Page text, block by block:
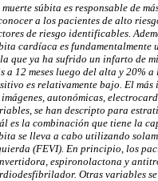
muerte súbita es responsable de
a los pacientes de alto
de riesgo identificables.
cardíaca es
la que ya ha sufrido un infarto de
a 12 meses luego del alta y 20%
es relativamente bajo. El
imágenes, autonómicas,
se han descripto para
es la combinación que tiene la
se lleva a cabo utilizando
(FEVI). En principio, los
espironolactona y
Otras variables